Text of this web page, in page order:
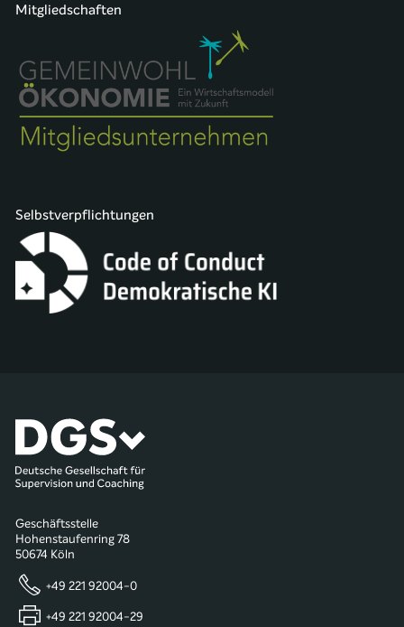
Mitgliedschaften
Selbstverpflichtungen
Geschäftsstelle
Hohenstaufenring 78
50674 Köln
+49 221 92004-0
+49 221 92004-29